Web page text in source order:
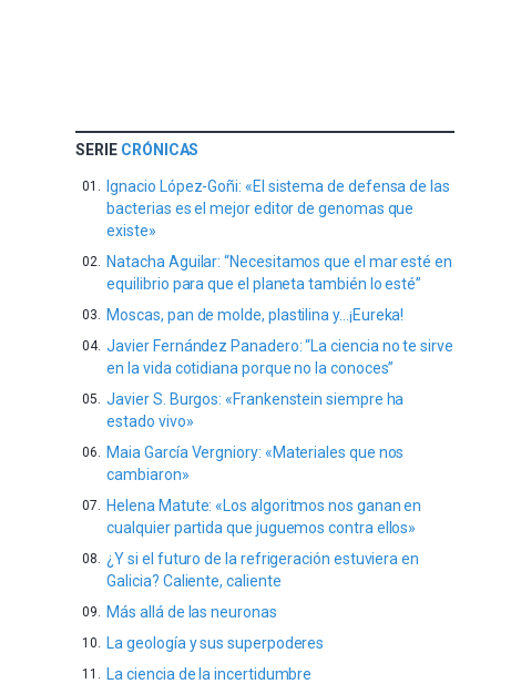
SERIE CRÓNICAS
Ignacio López-Goñi: «El sistema de defensa de las
bacterias es el mejor editor de genomas que
existe»
Natacha Aguilar: “Necesitamos que el mar esté en
equilibrio para que el planeta también lo esté”
Moscas, pan de molde, plastilina y…¡Eureka!
Javier Fernández Panadero: “La ciencia no te sirve
en la vida cotidiana porque no la conoces”
Javier S. Burgos: «Frankenstein siempre ha
estado vivo»
Maia García Vergniory: «Materiales que nos
cambiaron»
Helena Matute: «Los algoritmos nos ganan en
cualquier partida que juguemos contra ellos»
¿Y si el futuro de la refrigeración estuviera en
Galicia? Caliente, caliente
Más allá de las neuronas
La geología y sus superpoderes
La ciencia de la incertidumbre